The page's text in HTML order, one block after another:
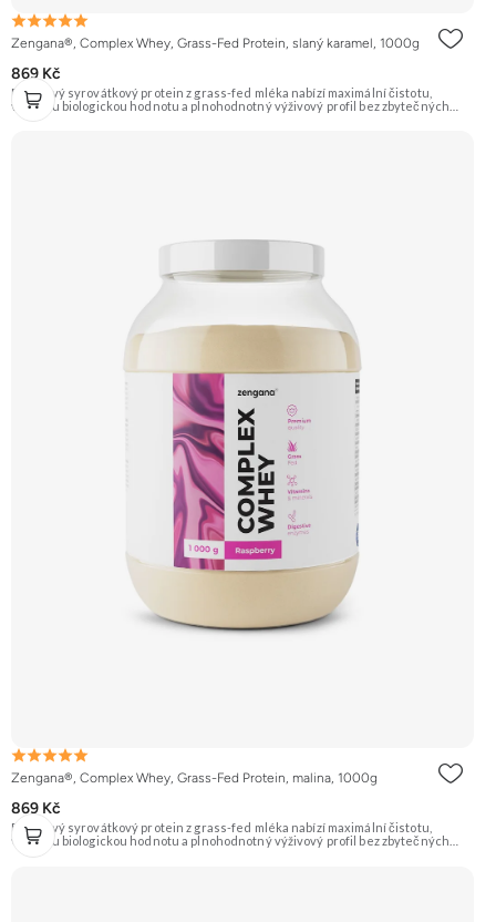
Zengana®, Complex Whey, Grass-Fed Protein, slaný karamel, 1000g
869 Kč
Prémiový syrovátkový protein z grass-fed mléka nabízí maximální čistotu,
vysokou biologickou hodnotu a plnohodnotný výživový profil bez zbytečných
Zengana®, Complex Whey, Grass-Fed Protein, malina, 1000g
869 Kč
Prémiový syrovátkový protein z grass-fed mléka nabízí maximální čistotu,
vysokou biologickou hodnotu a plnohodnotný výživový profil bez zbytečných